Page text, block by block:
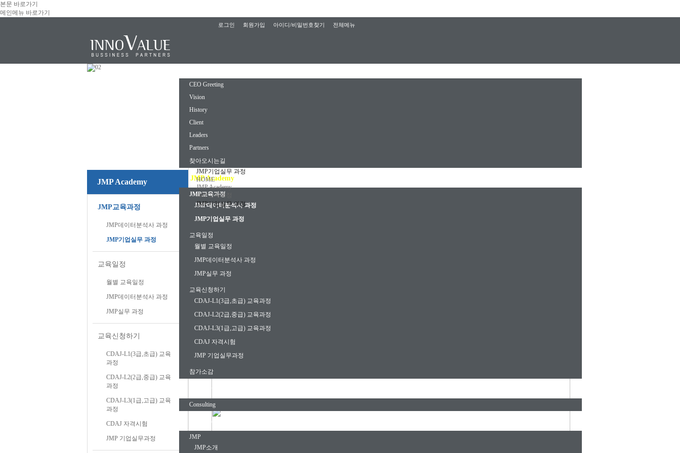
본문 바로가기
메인메뉴 바로가기
로그인 회원가입 아이디/비밀번호찾기 전체메뉴
CEO Greeting
Vision
History
Client
Leaders
Partners
찾아오시는길
JMP Academy
JMP교육과정
JMP데이터분석사 과정
JMP기업실무 과정
교육일정
월별 교육일정
JMP데이터분석사 과정
JMP실무 과정
교육신청하기
CDAJ-L1(3급,초급) 교육과정
CDAJ-L2(2급,중급) 교육과정
CDAJ-L3(1급,고급) 교육과정
CDAJ 자격시험
JMP 기업실무과정
참가소감
Consulting
Consulting
Soultion
JMP
JMP소개
JMP Academy
JMP교육과정
JMP데이터분석사 과정
JMP기업실무 과정
교육일정
월별 교육일정
JMP데이터분석사 과정
JMP실무 과정
교육신청하기
CDAJ-L1(3급,초급) 교육
과정
CDAJ-L2(2급,중급) 교육
과정
CDAJ-L3(1급,고급) 교육
과정
CDAJ 자격시험
JMP 기업실무과정
JMP기업실무 과정
HOME
JMP Academy
JMP교육과정
JMP기업실무 과정
JMP 기업실무 교육과정